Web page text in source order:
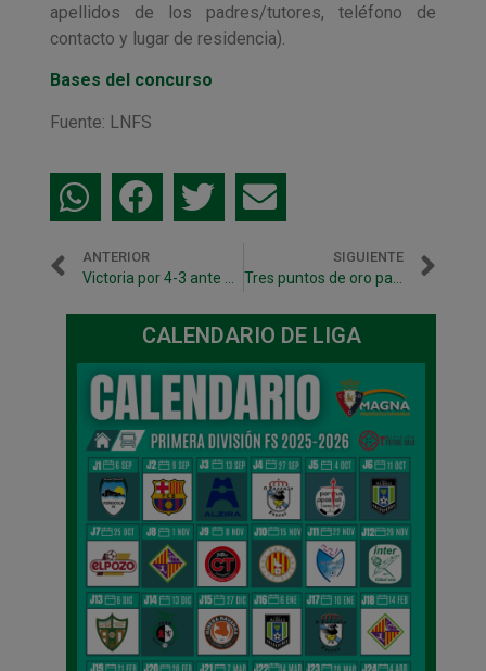
apellidos de los padres/tutores, teléfono de
contacto y lugar de residencia).
Bases del concurso
Fuente: LNFS
ANTERIOR SIGUIENTE
CALENDARIO DE LIGA